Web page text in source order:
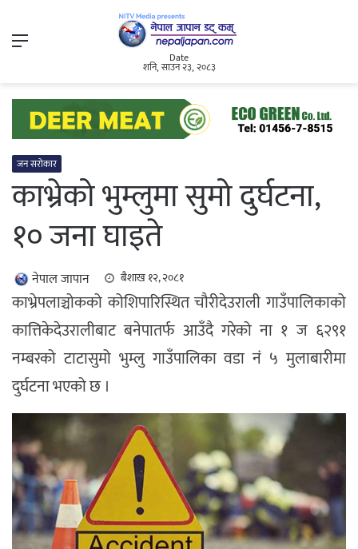
Menu
Date
शनि, साउन २३, २०८३
जन सरोकार
काभ्रेको भुम्लुमा सुमो दुर्घटना,
१० जना घाइते
नेपाल जापान बैशाख १२, २०८१
काभ्रेपलाञ्चोकको कोशिपारिस्थित चौरीदेउराली गाउँपालिकाको
कात्तिकेदेउरालीबाट बनेपातर्फ आउँदै गरेको ना १ ज ६२९१
नम्बरको टाटासुमो भुम्लु गाउँपालिका वडा नं ५ मुलाबारीमा
दुर्घटना भएको छ ।